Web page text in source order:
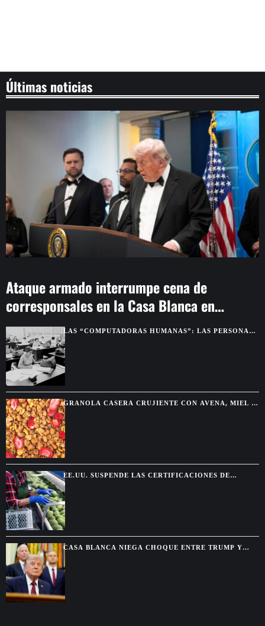
Últimas noticias
Ataque armado interrumpe cena de
corresponsales en la Casa Blanca en
WashingtonLAS “COMPUTADORAS HUMANAS”: LAS PERSONAS
QUE HACÍAN LOS CÁLCULOS ANTES DE LAS
COMPUTADORAS
GRANOLA CASERA CRUJIENTE CON AVENA, MIEL Y
FRUTOS SECOS
EE.UU. SUSPENDE LAS CERTIFICACIONES DE
AGUACATE EN MICHOACÁN POR UNA AMENAZA DE
SEGURIDAD
CASA BLANCA NIEGA CHOQUE ENTRE TRUMP Y
HEGSETH POR RESERVAS DE MUNICIONES